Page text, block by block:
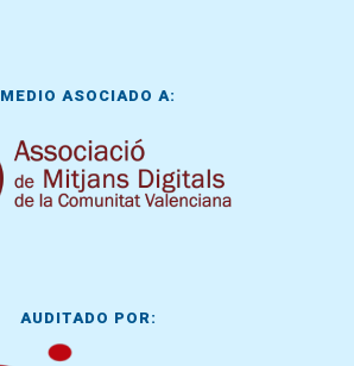
MEDIO ASOCIADO A:
AUDITADO POR: